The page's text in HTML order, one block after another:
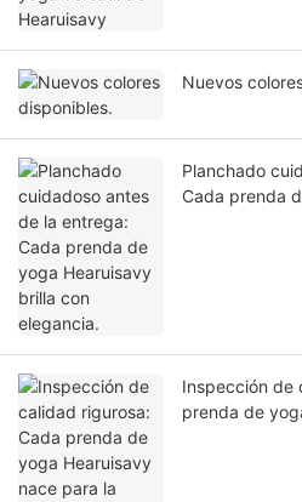
Nuevos
Planchado
Cada prenda
Inspección de
prenda de